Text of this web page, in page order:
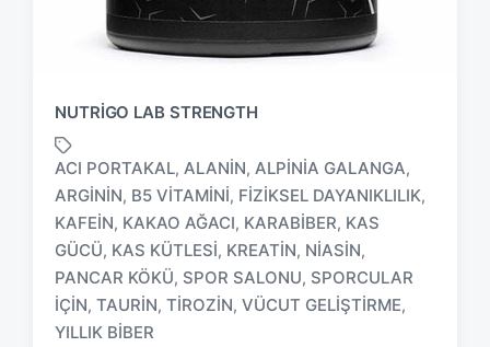
NUTRIGO LAB STRENGTH
T
a
g
e
ACI PORTAKAL, ALANIN, ALPINIA GALANGA,
ARGININ, B5 VITAMINI, FIZIKSEL DAYANIKLILIK,
KAFEIN, KAKAO AĞACI, KARABIBER, KAS
GÜCÜ, KAS KÜTLESI, KREATIN, NIASIN,
PANCAR KÖKÜ, SPOR SALONU, SPORCULAR
IÇIN, TAURIN, TIROZIN, VÜCUT GELIŞTIRME,
YILLIK BIBER